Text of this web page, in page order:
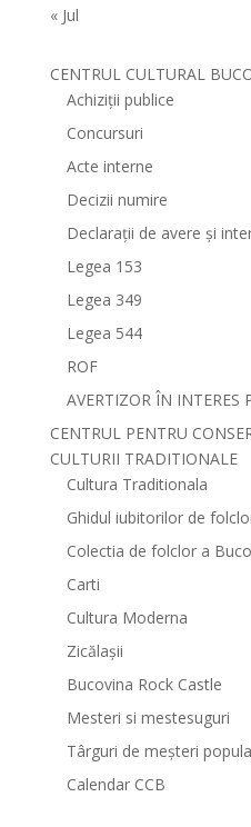
« Jul
CENTRUL CULTURAL
Achiziții publice
Concursuri
Acte interne
Decizii numire
Declarații de avere și
Legea 153
Legea 349
Legea 544
ROF
AVERTIZOR ÎN INTERES
CENTRUL PENTRU
CULTURII TRADITIONALE
Cultura Traditionala
Ghidul iubitorilor de
Colectia de folclor a
Carti
Cultura Moderna
Zicălașii
Bucovina Rock Castle
Mesteri si mestesuguri
Târguri de meșteri
Calendar CCB